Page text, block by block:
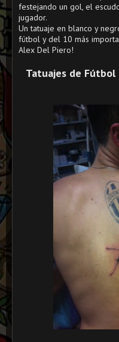
festejando un gol, el
jugador.
Un tatuaje en blanco y
fútbol y del 10 más
Alex Del Piero!
Tatuajes de Fútbol